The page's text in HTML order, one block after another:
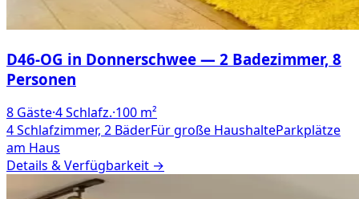
D46-OG in Donnerschwee — 2 Badezimmer, 8
Personen
8 Gäste·4Schlafz.·100 m²
4 Schlafzimmer, 2 BäderFür große HaushalteParkplätze
am Haus
Details & Verfügbarkeit →